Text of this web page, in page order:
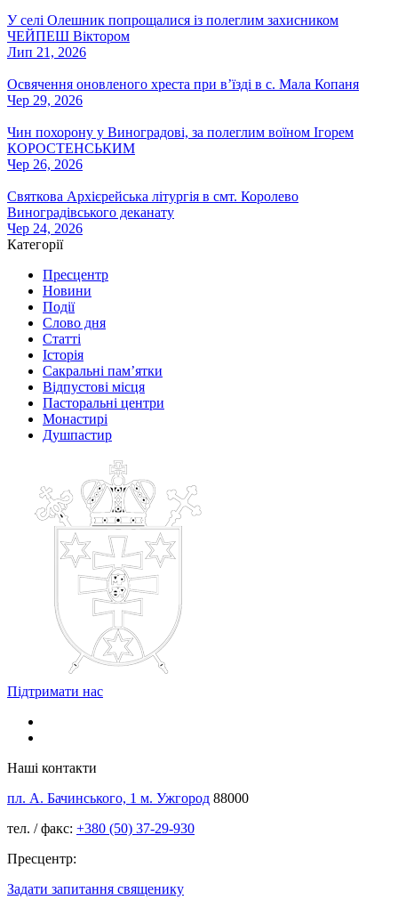
У селі Олешник попрощалися із полеглим захисником
ЧЕЙПЕШ Віктором
Лип 21, 2026
Освячення оновленого хреста при вʼїзді в с. Мала Копаня
Чер 29, 2026
Чин похорону у Виноградові, за полеглим воїном Ігорем
КОРОСТЕНСЬКИМ
Чер 26, 2026
Святкова Архієрейська літургія в смт. Королево
Виноградівського деканату
Чер 24, 2026
Категорії
Пресцентр
Новини
Події
Слово дня
Статті
Історія
Сакральні пам’ятки
Відпустові місця
Пасторальні центри
Монастирі
Душпастир
Підтримати нас
Наші контакти
пл. А. Бачинського, 1 м. Ужгород 88000
тел. / факс: +380 (50) 37-29-930
Пресцентр:
Задати запитання священику